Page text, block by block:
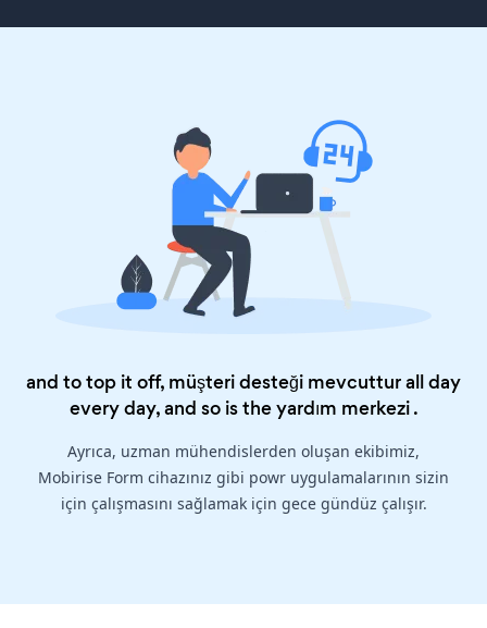
and to top it off, müşteri desteği mevcuttur all day
every day, and so is theyardım merkezi.
Ayrıca, uzman mühendislerden oluşan ekibimiz,
Mobirise Form cihazınız gibi powr uygulamalarının sizin
için çalışmasını sağlamak için gece gündüz çalışır.